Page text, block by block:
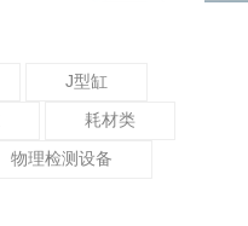
J型缸
耗材类
物理检测设备